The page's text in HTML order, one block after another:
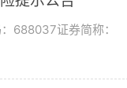
688037证券简称：